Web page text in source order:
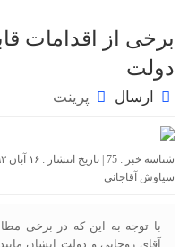
دولت
ارسال پرینت
شناسه خبر : 75 | تاریخ انتشار : ۱۶ آبان ۱۳۹۲ - ۲۱:۰۳ | تعداد دیدگاه :
سیاوش آقاجانی
با توجه به این که در برخی
آقای روحانی و دولت ایشان